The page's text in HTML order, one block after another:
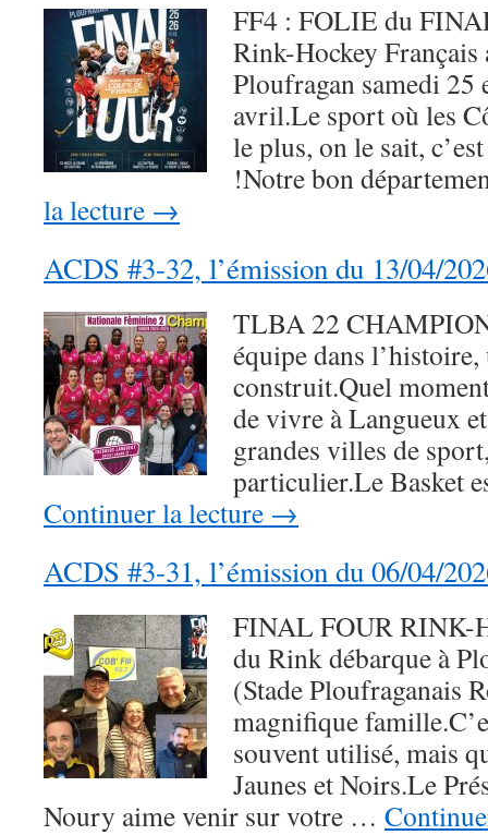
FF4 : FOLIE du
Rink-Hockey Français
Ploufragan samedi 25
avril.Le sport où les
le plus, on le sait,
!Notre bon
la lecture →
ACDS #3-32, l’émission du 13/04/
TLBA 22
équipe dans
construit.Quel
de vivre à Langueux
grandes villes de
particulier.Le Basket
Continuer la lecture →
ACDS #3-31, l’émission du 06/04/
FINAL FOUR RINK-
du Rink débarque à
(Stade Ploufraganais
magnifique
souvent utilisé, mais
Jaunes et Noirs.Le
Noury aime venir sur votre …